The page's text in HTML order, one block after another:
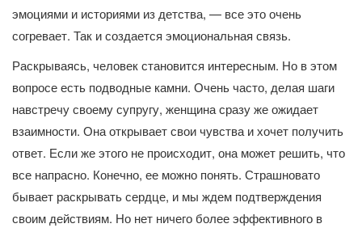
эмоциями и историями из детства, — все это очень
согревает. Так и создается эмоциональная связь.
Раскрываясь, человек становится интересным. Но в этом
вопросе есть подводные камни. Очень часто, делая шаги
навстречу своему супругу, женщина сразу же ожидает
взаимности. Она открывает свои чувства и хочет получить
ответ. Если же этого не происходит, она может решить, что
все напрасно. Конечно, ее можно понять. Страшновато
бывает раскрывать сердце, и мы ждем подтверждения
своим действиям. Но нет ничего более эффективного в